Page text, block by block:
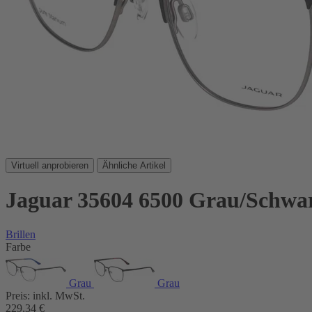
Virtuell anprobieren Ähnliche Artikel
Jaguar 35604 6500 Grau/
Brillen
Farbe
Grau
Grau
Preis: inkl. MwSt.
229,34 €